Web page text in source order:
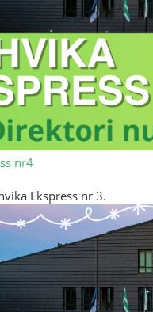
nr4
Ekspress nr 3.